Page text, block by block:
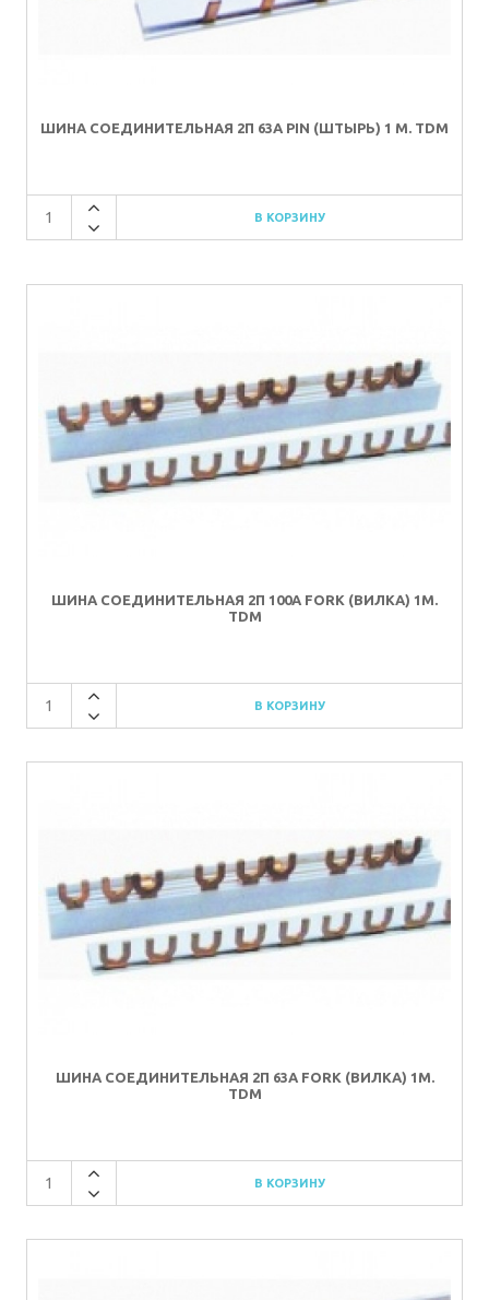
ШИНА СОЕДИНИТЕЛЬНАЯ 2П 63A PIN (ШТЫРЬ) 1 М. TDM
ШИНА СОЕДИНИТЕЛЬНАЯ 2П 100A FORK (ВИЛКА) 1М.
TDM
ШИНА СОЕДИНИТЕЛЬНАЯ 2П 63A FORK (ВИЛКА) 1М.
TDM